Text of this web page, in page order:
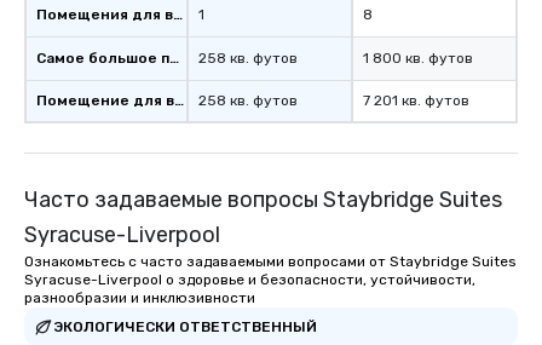
Помещения для встреч
Самое большое помещение
Помещение для встречи
1
258 кв. футов
258 кв. футов
8
1 800 кв. футов
7 201 кв. футов
Часто задаваемые вопросы Staybridge Suites
Syracuse-Liverpool
Ознакомьтесь с часто задаваемыми вопросами от Staybridge Suites
Syracuse-Liverpool о здоровье и безопасности, устойчивости,
разнообразии и инклюзивности
ЭКОЛОГИЧЕСКИ ОТВЕТСТВЕННЫЙ